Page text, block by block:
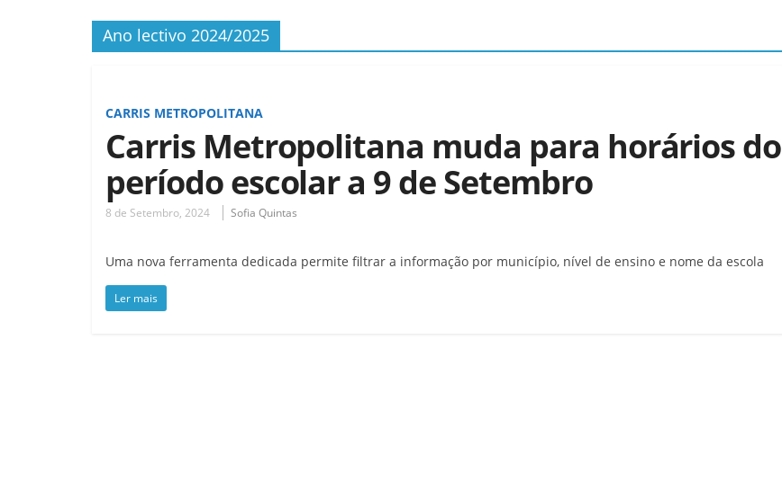
Ano lectivo 2024/2025
CARRIS METROPOLITANA
Carris Metropolitana muda para horários do
período escolar a 9 de Setembro
8 de Setembro, 2024 Sofia Quintas
Uma nova ferramenta dedicada permite filtrar a informação por município, nível de ensino e nome da escola
Ler mais